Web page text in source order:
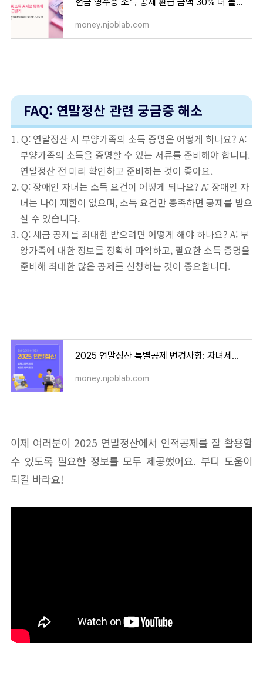
money.njoblab.com
FAQ: 연말정산 관련 궁금증 해소
Q: 연말정산 시 부양가족의 소득 증명은 어떻게 하나요? A:
부양가족의 소득을 증명할 수 있는 서류를 준비해야 합니다.
연말정산 전 미리 확인하고 준비하는 것이 좋아요.
Q: 장애인 자녀는 소득 요건이 어떻게 되나요? A: 장애인 자
녀는 나이 제한이 없으며, 소득 요건만 충족하면 공제를 받으
실 수 있습니다.
Q: 세금 공제를 최대한 받으려면 어떻게 해야 하나요? A: 부
양가족에 대한 정보를 정확히 파악하고, 필요한 소득 증명을
준비해 최대한 많은 공제를 신청하는 것이 중요합니다.
2025 연말정산 특별공제 변경사항: 자녀세액공제 확대, 결혼세액공제 신설
money.njoblab.com
이제 여러분이 2025 연말정산에서 인적공제를 잘 활용할
수 있도록 필요한 정보를 모두 제공했어요. 부디 도움이
되길 바라요!